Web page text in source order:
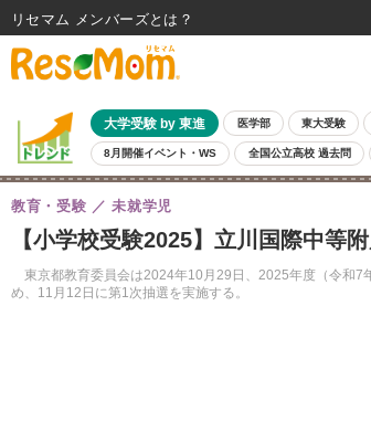
大学受験 by 東進 医学部 東大受験
8月開催イベント・WS 全国公立高校 過去問
【小学校受験2025】立川国際中等
東京都教育委員会は2024年10月29日、2025年度（令和7
め、11月12日に第1次抽選を実施する。
教育・受験 未就学児
リセマム メンバーズ